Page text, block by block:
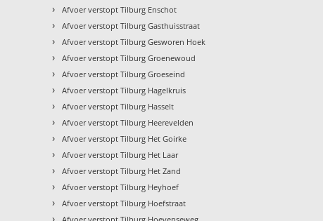
› Afvoer verstopt Tilburg Enschot
› Afvoer verstopt Tilburg Gasthuisstraat
› Afvoer verstopt Tilburg Gesworen Hoek
› Afvoer verstopt Tilburg Groenewoud
› Afvoer verstopt Tilburg Groeseind
› Afvoer verstopt Tilburg Hagelkruis
› Afvoer verstopt Tilburg Hasselt
› Afvoer verstopt Tilburg Heerevelden
› Afvoer verstopt Tilburg Het Goirke
› Afvoer verstopt Tilburg Het Laar
› Afvoer verstopt Tilburg Het Zand
› Afvoer verstopt Tilburg Heyhoef
› Afvoer verstopt Tilburg Hoefstraat
›